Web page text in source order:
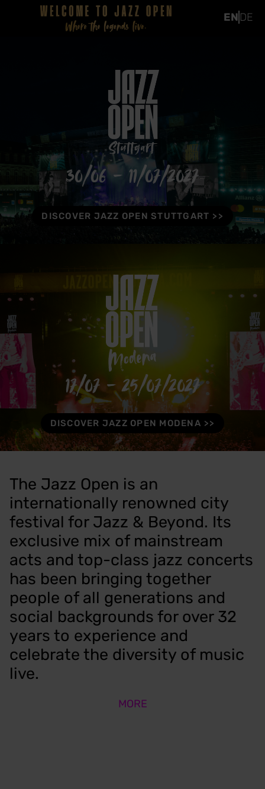
EN DE
30/06 - 11/07/2027
DISCOVER JAZZ OPEN STUTTGART
17/07 - 25/07/2027
DISCOVER JAZZ OPEN MODENA
The Jazz Open is an
internationally renowned city
festival for Jazz & Beyond. Its
exclusive mix of mainstream
acts and top-class jazz concerts
has been bringing together
people of all generations and
social backgrounds for over 32
years to experience and
celebrate the diversity of music
live.
MORE